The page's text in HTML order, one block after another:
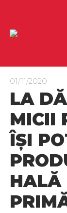
01/11/2020
LA
MICII
ÎȘI
HALĂ